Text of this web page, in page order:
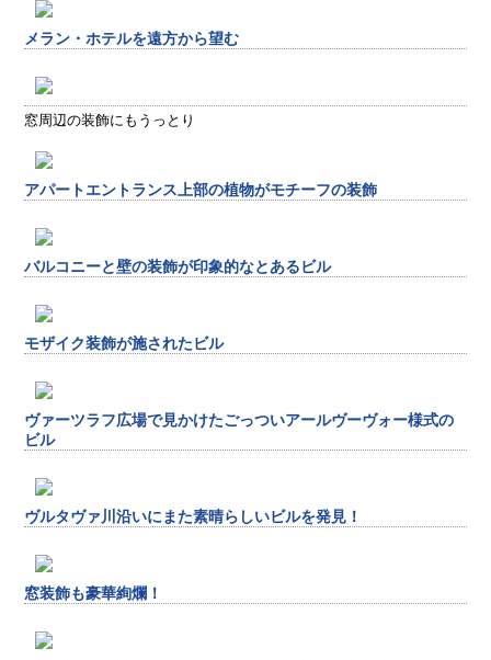
メラン・ホテルを遠方から望む
窓周辺の装飾にもうっとり
アパートエントランス上部の植物がモチーフの装飾
バルコニーと壁の装飾が印象的なとあるビル
モザイク装飾が施されたビル
ヴァーツラフ広場で見かけたごっついアールヴーヴォー様式の
ビル
ヴルタヴァ川沿いにまた素晴らしいビルを発見！
窓装飾も豪華絢爛！